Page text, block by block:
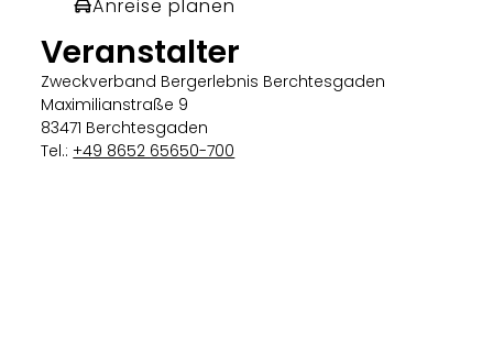
Anreise planen
Veranstalter
Zweckverband Bergerlebnis Berchtesgaden
Maximilianstraße 9
83471 Berchtesgaden
Tel.:+49 8652 65650-700